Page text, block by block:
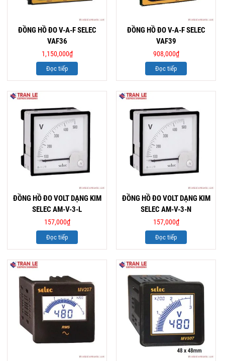
ĐỒNG HỒ ĐO V-A-F SELEC
VAF36
1,150,000₫
Đọc tiếp
ĐỒNG HỒ ĐO V-A-F SELEC
VAF39
908,000₫
Đọc tiếp
ĐỒNG HỒ ĐO VOLT DẠNG KIM
SELEC AM-V-3-L
157,000₫
Đọc tiếp
ĐỒNG HỒ ĐO VOLT DẠNG KIM
SELEC AM-V-3-N
157,000₫
Đọc tiếp